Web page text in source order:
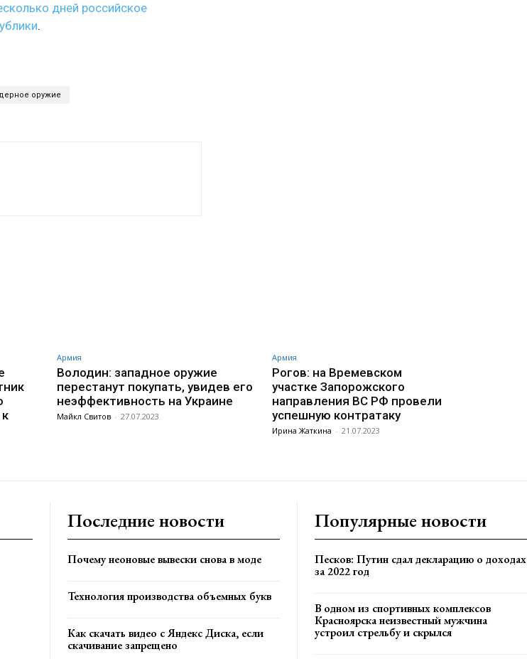
дней российское
.
оружие
Армия
Володин: западное оружие
перестанут покупать, увидев его
неэффективность на Украине
Майкл Свитов - 27.07.2023
Армия
Рогов: на Времевском
участке Запорожского
направления ВС РФ провели
успешную контратаку
Ирина Жаткина - 21.07.2023
Последние новости
Почему неоновые вывески снова в моде
Технология производства объемных букв
Как скачать видео с Яндекс Диска, если
скачивание запрещено
Популярные новости
Песков: Путин сдал декларацию о доходах
за 2022 год
В одном из спортивных комплексов
Красноярска неизвестный мужчина
устроил стрельбу и скрылся